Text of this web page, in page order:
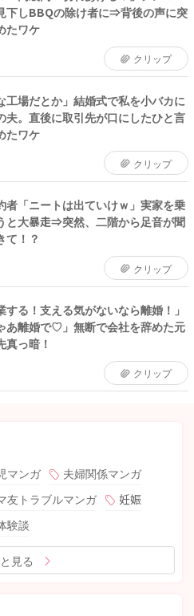
下しBBQの除け者に⇒背後の声に突
たワケ
クリップ
工場だとか」結婚式で私を小バカに
夫。直後に取引先が口にしたひと言
たワケ
クリップ
者「ニートは出ていけｗ」実家を乗
と大暴走⇒突然、二階から足音が聞
て！？
クリップ
する！支える気がないなら離婚！」
あ離婚で♡」無断で会社を辞めた元
真っ暗！
クリップ
マンガ
夫婦関係マンガ
友トラブルマンガ
妊娠
験談
見る